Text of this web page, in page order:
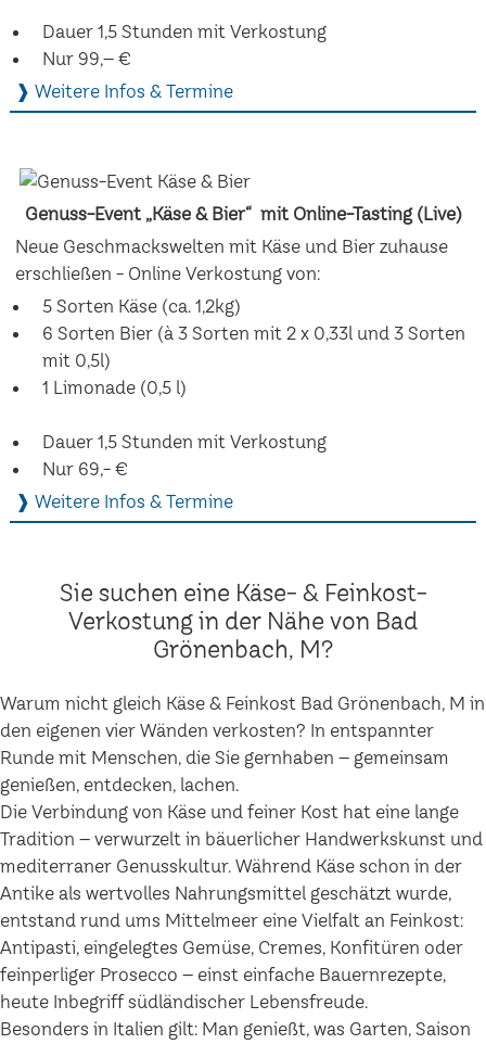
Dauer 1,5 Stunden mit Verkostung
Nur 99,– €
❱ Weitere Infos & Termine
Genuss-Event „Käse & Bier“ mit Online-Tasting (Live)
Neue Geschmackswelten mit Käse und Bier zuhause
erschließen - Online Verkostung von:
5 Sorten Käse (ca. 1,2kg)
6 Sorten Bier (à 3 Sorten mit 2 x 0,33l und 3 Sorten
mit 0,5l)
1 Limonade (0,5 l)
Dauer 1,5 Stunden mit Verkostung
Nur 69,- €
❱ Weitere Infos & Termine
Sie suchen eine Käse- & Feinkost-
Verkostung in der Nähe von Bad
Grönenbach, M?
Warum nicht gleich Käse & Feinkost Bad Grönenbach, M in
den eigenen vier Wänden verkosten? In entspannter
Runde mit Menschen, die Sie gernhaben – gemeinsam
genießen, entdecken, lachen.
Die Verbindung von Käse und feiner Kost hat eine lange
Tradition – verwurzelt in bäuerlicher Handwerkskunst und
mediterraner Genusskultur. Während Käse schon in der
Antike als wertvolles Nahrungsmittel geschätzt wurde,
entstand rund ums Mittelmeer eine Vielfalt an Feinkost:
Antipasti, eingelegtes Gemüse, Cremes, Konfitüren oder
feinperliger Prosecco – einst einfache Bauernrezepte,
heute Inbegriff südländischer Lebensfreude.
Besonders in Italien gilt: Man genießt, was Garten, Saison